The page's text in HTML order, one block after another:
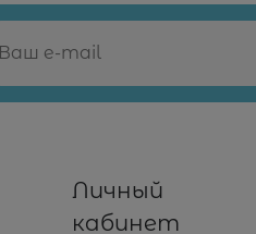
Личный
кабинет